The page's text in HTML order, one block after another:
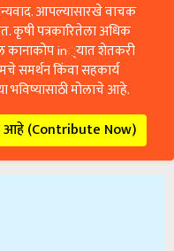
आपल्यासारखे वाचक
कृषी पत्रकारितेला अधिक
कानाकोप in्यात शेतकरी
समर्थन किंवा सहकार्य
मोलाचे आहे.
(Contribute Now)